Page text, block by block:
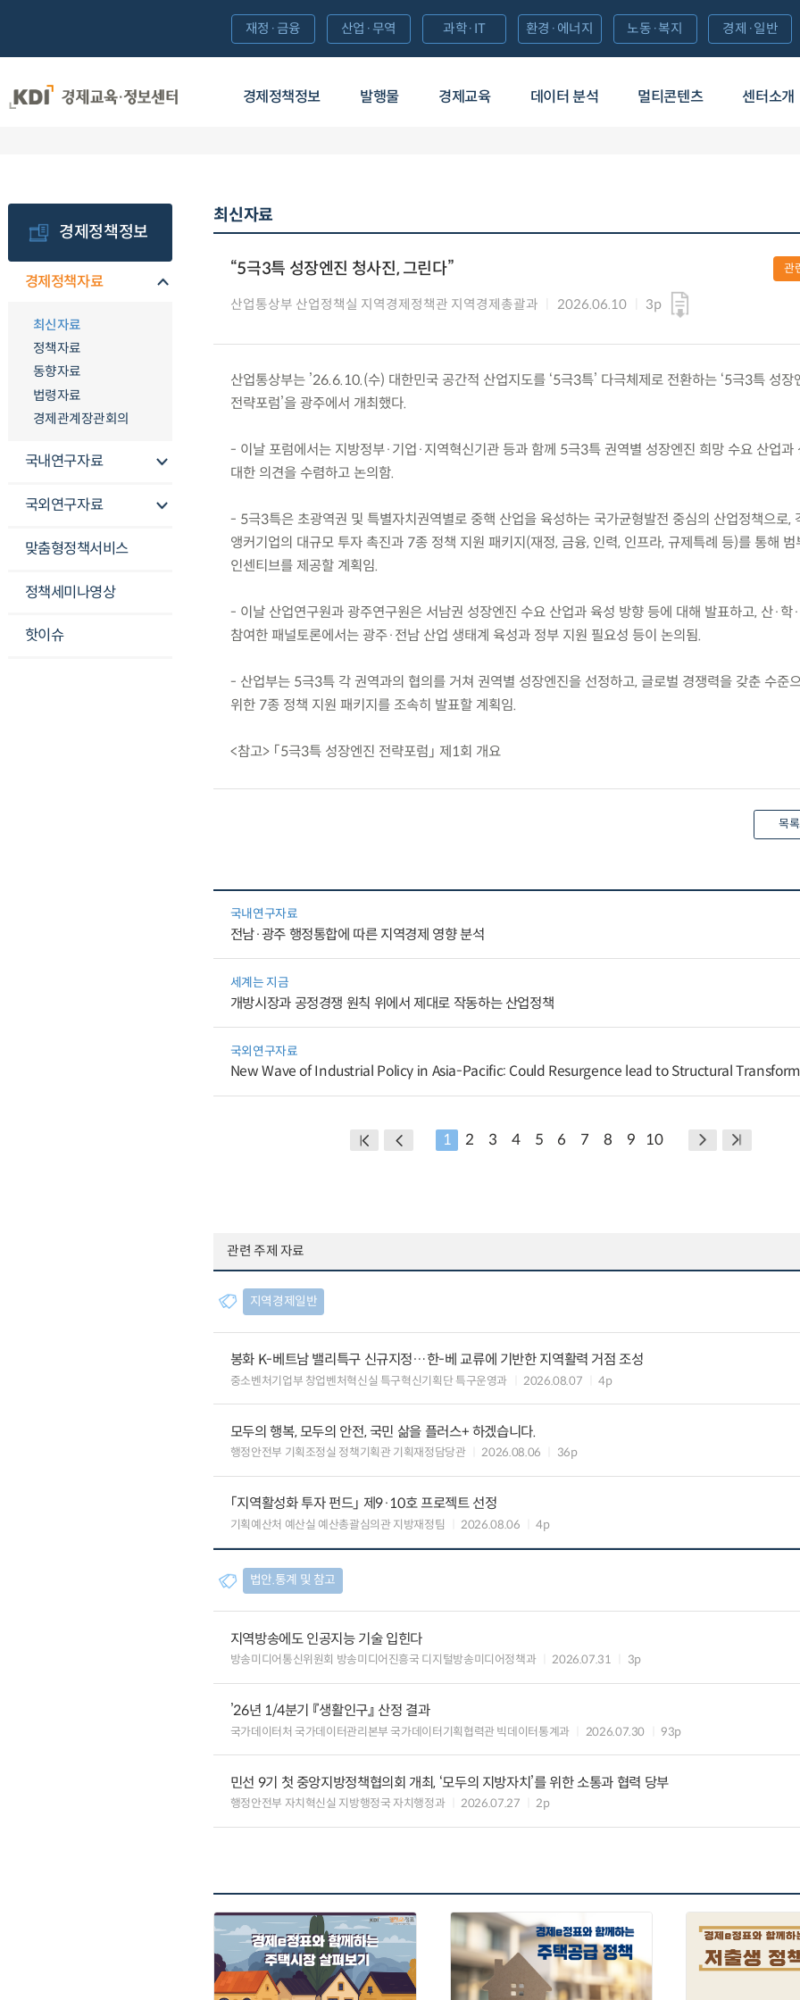
경제정책정보 발행물 경제교육 데이터 분석 멀티콘텐츠 센터소개
재정·금융 산업·무역 과학·IT 환경·에너지 노동·복지 경제·일반
경제정책정보
경제정책자료
최신자료
정책자료
동향자료
법령자료
경제관계장관회의
국내연구자료
국외연구자료
맞춤형정책서비스
정책세미나영상
핫이슈
최신자료
“5극3특 성장엔진 청사진, 그린다”
산업통상부 산업정책실 지역경제정책관 지역경제총괄과 2026.06.10 3p
관
산업통상부는 ’26.6.10.(수) 대한민국 공간적 산업지도를 ‘5극3특’ 다극체제로 전환하는 ‘5극3특 성장
전략포럼’을 광주에서 개최했다.
- 이날 포럼에서는 지방정부·기업·지역혁신기관 등과 함께 5극3특 권역별 성장엔진 희망 수요 산업과
대한 의견을 수렴하고 논의함.
- 5극3특은 초광역권 및 특별자치권역별로 중핵 산업을 육성하는 국가균형발전 중심의 산업정책으로,
앵커기업의 대규모 투자 촉진과 7종 정책 지원 패키지(재정, 금융, 인력, 인프라, 규제특례 등)를 통해 범
인센티브를 제공할 계획임.
- 이날 산업연구원과 광주연구원은 서남권 성장엔진 수요 산업과 육성 방향 등에 대해 발표하고, 산·학·
참여한 패널토론에서는 광주·전남 산업 생태계 육성과 정부 지원 필요성 등이 논의됨.
- 산업부는 5극3특 각 권역과의 협의를 거쳐 권역별 성장엔진을 선정하고, 글로벌 경쟁력을 갖춘 수준
위한 7종 정책 지원 패키지를 조속히 발표할 계획임.
<참고> 「5극3특 성장엔진 전략포럼」 제1회 개요
목록
국내연구자료
전남·광주 행정통합에 따른 지역경제 영향 분석
세계는 지금
개방시장과 공정경쟁 원칙 위에서 제대로 작동하는 산업정책
국외연구자료
New Wave of Industrial Policy in Asia-Pacific: Could Resurgence lead to Structural
1 2 3 4 5 6 7 8 9 10
관련 주제 자료
지역경제일반
봉화 K-베트남 밸리특구 신규지정…한-베 교류에 기반한 지역활력 거점 조성
중소벤처기업부 창업벤처혁신실 특구혁신기획단 특구운영과 2026.08.07 4p
모두의 행복, 모두의 안전, 국민 삶을 플러스+ 하겠습니다.
행정안전부 기획조정실 정책기획관 기획재정담당관 2026.08.06 36p
「지역활성화 투자 펀드」 제9·10호 프로젝트 선정
기획예산처 예산실 예산총괄심의관 지방재정팀 2026.08.06 4p
법안.통계 및 참고
지역방송에도 인공지능 기술 입힌다
방송미디어통신위원회 방송미디어진흥국 디지털방송미디어정책과 2026.07.31 3p
’26년 1/4분기 『생활인구』 산정 결과
국가데이터처 국가데이터관리본부 국가데이터기획협력관 빅데이터통계과 2026.07.30 93p
민선 9기 첫 중앙지방정책협의회 개최, ‘모두의 지방자치’를 위한 소통과 협력 당부
행정안전부 자치혁신실 지방행정국 자치행정과 2026.07.27 2p